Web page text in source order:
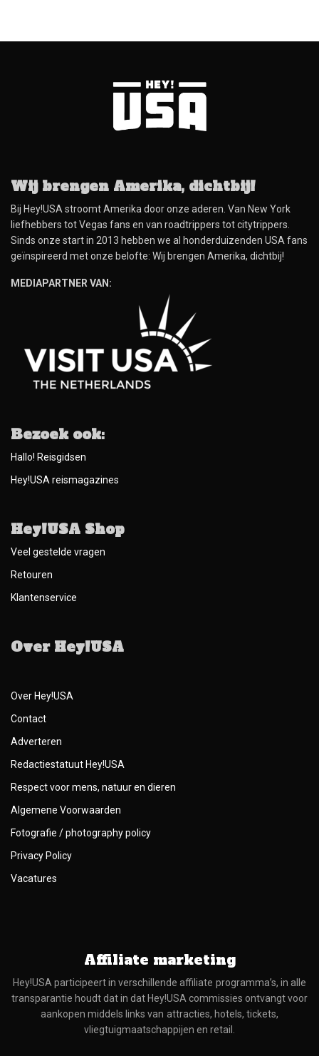
Wij brengen Amerika, dichtbij!
Bij Hey!USA stroomt Amerika door onze aderen. Van New York
liefhebbers tot Vegas fans en van roadtrippers tot citytrippers.
Sinds onze start in 2013 hebben we al honderduizenden USA fans
geïnspireerd met onze belofte: Wij brengen Amerika, dichtbij!
MEDIAPARTNER VAN:
Bezoek ook:
Hallo! Reisgidsen
Hey!USA reismagazines
Hey!USA Shop
Veel gestelde vragen
Retouren
Klantenservice
Over Hey!USA
Over Hey!USA
Contact
Adverteren
Redactiestatuut Hey!USA
Respect voor mens, natuur en dieren
Algemene Voorwaarden
Fotografie / photography policy
Privacy Policy
Vacatures
Affiliate marketing
Hey!USA participeert in verschillende affiliate programma’s, in alle
transparantie houdt dat in dat Hey!USA commissies ontvangt voor
aankopen middels links van attracties, hotels, tickets,
vliegtuigmaatschappijen en retail.